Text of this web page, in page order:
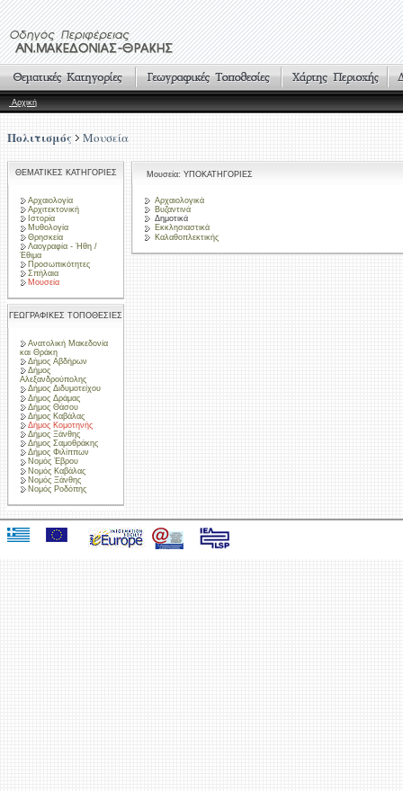
Αρχική
Πολιτισμός Μουσεία
ΘΕΜΑΤΙΚΕΣ ΚΑΤΗΓΟΡΙΕΣ
Αρχαιολογία
Αρχιτεκτονική
Ιστορία
Μυθολογία
Θρησκεία
Λαογραφία - Ήθη /
Έθιμα
Προσωπικότητες
Σπήλαια
Μουσεία
ΓΕΩΓΡΑΦΙΚΕΣ ΤΟΠΟΘΕΣΙΕΣ
Ανατολική Μακεδονία
και Θράκη
Δήμος Αβδήρων
Δήμος
Αλεξανδρούπολης
Δήμος Διδυμοτείχου
Δήμος Δράμας
Δήμος Θάσου
Δήμος Καβάλας
Δήμος Κομοτηνής
Δήμος Ξάνθης
Δήμος Σαμοθράκης
Δήμος Φιλίππων
Νομός Έβρου
Νομός Καβάλας
Νομός Ξάνθης
Νομός Ροδόπης
Μουσεία: ΥΠΟΚΑΤΗΓΟΡΙΕΣ
Αρχαιολογικά
Βυζαντινά
Δημοτικά
Εκκλησιαστικά
Καλαθοπλεκτικής